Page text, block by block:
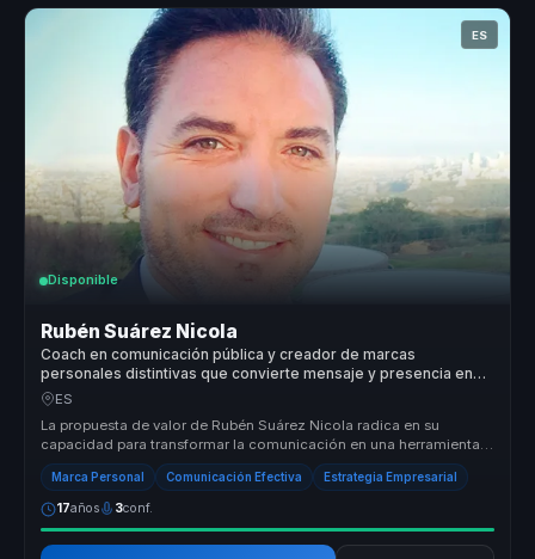
ES
Disponible
Rubén Suárez Nicola
Coach en comunicación pública y creador de marcas
personales distintivas que convierte mensaje y presencia en
autoridad para líderes y portavoces.
ES
La propuesta de valor de Rubén Suárez Nicola radica en su
capacidad para transformar la comunicación en una herramienta
de liderazgo efec...
Marca Personal Comunicación Efectiva Estrategia Empresarial
17años 3conf.